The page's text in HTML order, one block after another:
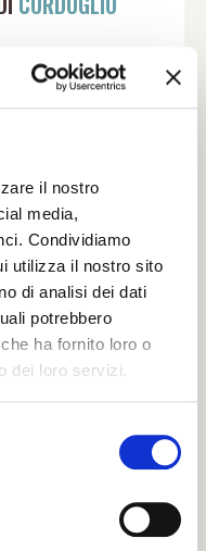
il nostro
media,
Condividiamo
utilizza il nostro sito
di analisi dei dati
potrebbero
ha fornito loro o
dei loro servizi.
dati richiesti per
alla famiglia